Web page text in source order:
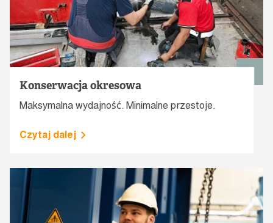
Konserwacja okresowa
Maksymalna wydajność. Minimalne przestoje.
Czytaj dalej